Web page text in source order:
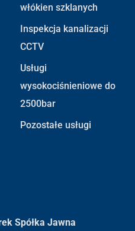
włókien szklanych
Inspekcja kanalizacji
CCTV
Usługi
wysokociśnieniowe do
2500bar
Pozostałe usługi
Spółka Jawna